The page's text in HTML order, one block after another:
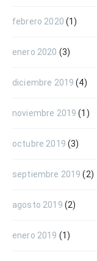
febrero 2020 (1)
enero 2020 (3)
diciembre 2019 (4)
noviembre 2019 (1)
octubre 2019 (3)
septiembre 2019 (2)
agosto 2019 (2)
enero 2019 (1)